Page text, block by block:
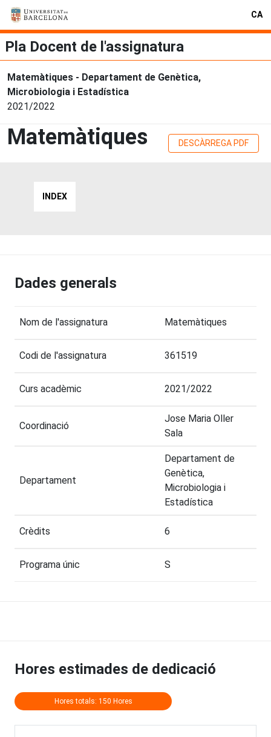
CA
Pla Docent de l'assignatura
Matemàtiques - Departament de Genètica,
Microbiologia i Estadística
2021/2022
Matemàtiques DESCÀRREGA PDF
INDEX
Dades generals
Nom de l'assignatura Matemàtiques
Codi de l'assignatura 361519
Curs acadèmic 2021/2022
Coordinació
Jose Maria Oller
Sala
Departament
Departament de
Genètica,
Microbiologia i
Estadística
Crèdits 6
Programa únic S
Hores estimades de dedicació
Hores totals: 150 Hores